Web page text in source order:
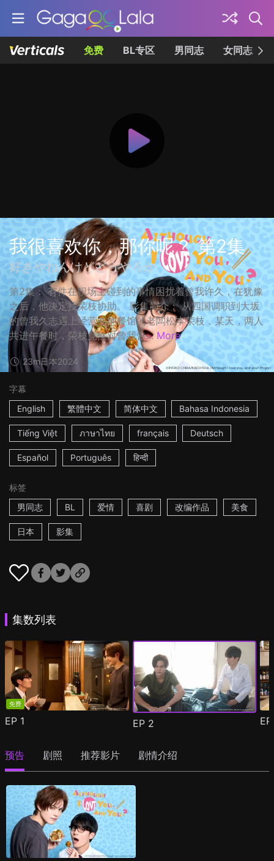
免费 BL专区 男同志 女同志
我很喜欢你，那你呢？ 第2集
好きやねんけどどうやろか
第2集： 有件在职场上碰到的事情困扰着曾我许久，在犹豫
之后，他决定找荣枝协助。 影集简介： 从四国调职到大坂
的曾我久志遇上经营在地餐馆的老闆松本荣枝，某天，两人
共进午餐时，荣枝竟然对曾我告... More
23m日本2024
字幕
English
繁體中文 简体中文 Bahasa Indonesia
Tiếng Việt ภาษาไทย français Deutsch
Español Português हिन्दी
标签
男同志
BL 爱情 喜剧 改编作品 美食
日本 影集
集数列表
免费
EP 1 EP 2
预告 剧照 推荐影片 剧情介绍